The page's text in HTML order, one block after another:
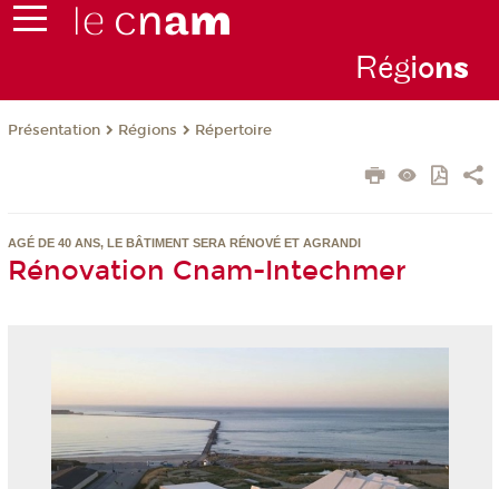
Régions
Présentation Régions Répertoire
AGÉ DE 40 ANS, LE BÂTIMENT SERA RÉNOVÉ ET AGRANDI
Rénovation Cnam-Intechmer